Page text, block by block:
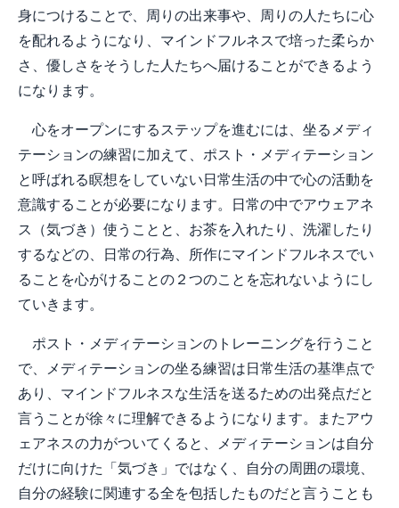
身につけることで、周りの出来事や、周りの人たちに心
を配れるようになり、マインドフルネスで培った柔らか
さ、優しさをそうした人たちへ届けることができるよう
になります。
心をオープンにするステップを進むには、坐るメディ
テーションの練習に加えて、ポスト・メディテーション
と呼ばれる瞑想をしていない日常生活の中で心の活動を
意識することが必要になります。日常の中でアウェアネ
ス（気づき）使うことと、お茶を入れたり、洗濯したり
するなどの、日常の行為、所作にマインドフルネスでい
ることを心がけることの２つのことを忘れないようにし
ていきます。
ポスト・メディテーションのトレーニングを行うこと
で、メディテーションの坐る練習は日常生活の基準点で
あり、マインドフルネスな生活を送るための出発点だと
言うことが徐々に理解できるようになります。またアウ
ェアネスの力がついてくると、メディテーションは自分
だけに向けた「気づき」ではなく、自分の周囲の環境、
自分の経験に関連する全を包括したものだと言うことも